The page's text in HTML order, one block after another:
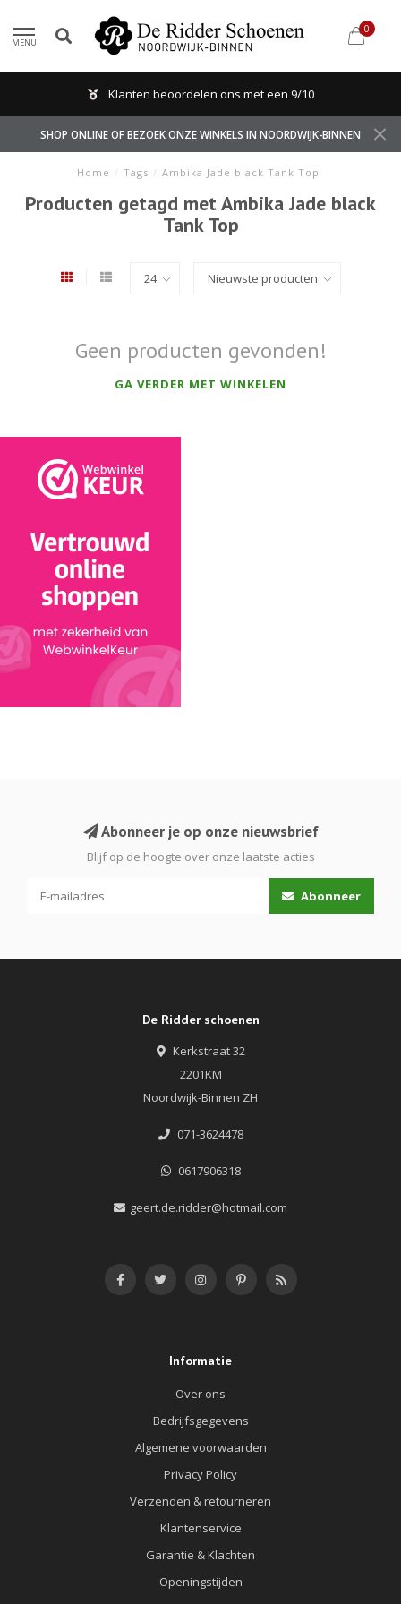
MENU
0
Klanten beoordelen ons met een 9/10
SHOP ONLINE OF BEZOEK ONZE WINKELS IN NOORDWIJK-BINNEN
Home / Tags / Ambika Jade black Tank Top
Producten getagd met Ambika Jade black
Tank Top
Geen producten gevonden!
GA VERDER MET WINKELEN
Abonneer je op onze nieuwsbrief
Blijf op de hoogte over onze laatste acties
Abonneer
De Ridder schoenen
Kerkstraat 32
2201KM
Noordwijk-Binnen ZH
071-3624478
0617906318
geert.de.ridder@hotmail.com
Informatie
Over ons
Bedrijfsgegevens
Algemene voorwaarden
Privacy Policy
Verzenden & retourneren
Klantenservice
Garantie & Klachten
Openingstijden